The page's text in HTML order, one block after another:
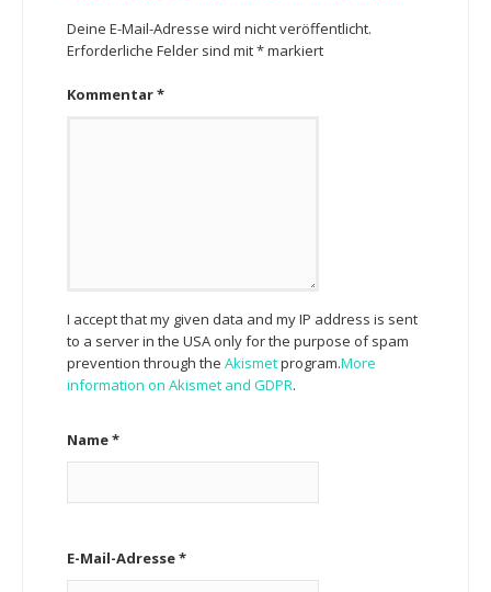
Deine E-Mail-Adresse wird nicht veröffentlicht.
Erforderliche Felder sind mit*markiert
Kommentar*
I accept that my given data and my IP address is sent
to a server in the USA only for the purpose of spam
prevention through the Akismetprogram.More
information on Akismet and GDPR.
Name*
E-Mail-Adresse*